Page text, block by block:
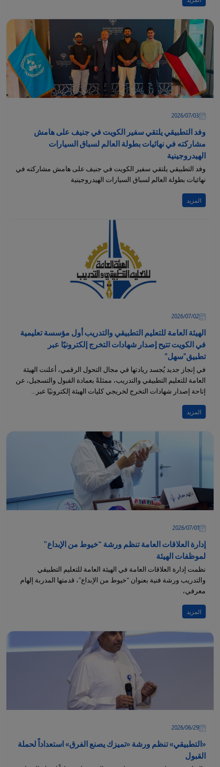
03‏/07‏/2026
وفد التطبيقي يلتقي سفير الكويت في جنيف على هامش
مشاركته في نهائيات بطولة العالم لسباق السيارات
الهيدروجينية
وفد التطبيقي يلتقي سفير الكويت في جنيف على هامش مشاركته في
نهائيات بطولة العالم لسباق السيارات الهيدروجينية
المزيد
02‏/07‏/2026
الهيئة العامة للتعليم التطبيقي والتدريب أول مؤسسة تعليمية
في الكويت تتيح إصدار شهادات التخرج إلكترونيًا عبر
تطبيق"سهل"
في إنجاز جديد يُجسد ريادتها في مجال التحول الرقمي، أعلنت الهيئة
العامة للتعليم التطبيقي والتدريب، ممثلةً بعمادة القبول والتسجيل، عن
إتاحة إصدار شهادات التخرج لخريجي كليات الهيئة إلكترونيًا عبر...
المزيد
01‏/07‏/2026
إدارة العلاقات العامة تنظم ورشة “خيوط من الإبداع”
لموظفات الهيئة
نظمت إدارة العلاقات العامة في الهيئة العامة للتعليم التطبيقي
والتدريب ورشة فنية بعنوان “خيوط من الإبداع”، قدمتها المدربة إلهام
معرفي،
المزيد
29‏/06‏/2026
«التطبيقي» تنظم ورشة «تميزك يصنع الفرق» استعداداً لحملة
القبول